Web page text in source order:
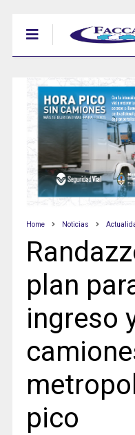
Home Noticias
plan
ingreso
pico